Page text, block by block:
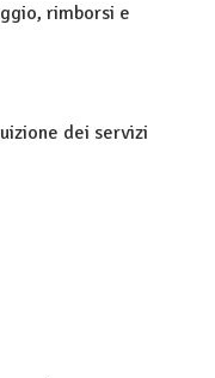
rimborsi e
dei servizi